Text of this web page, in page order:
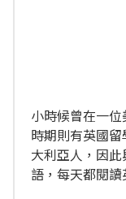
小時候曾在一
時期則有英國
大利亞人，因
語，每天都閱讀